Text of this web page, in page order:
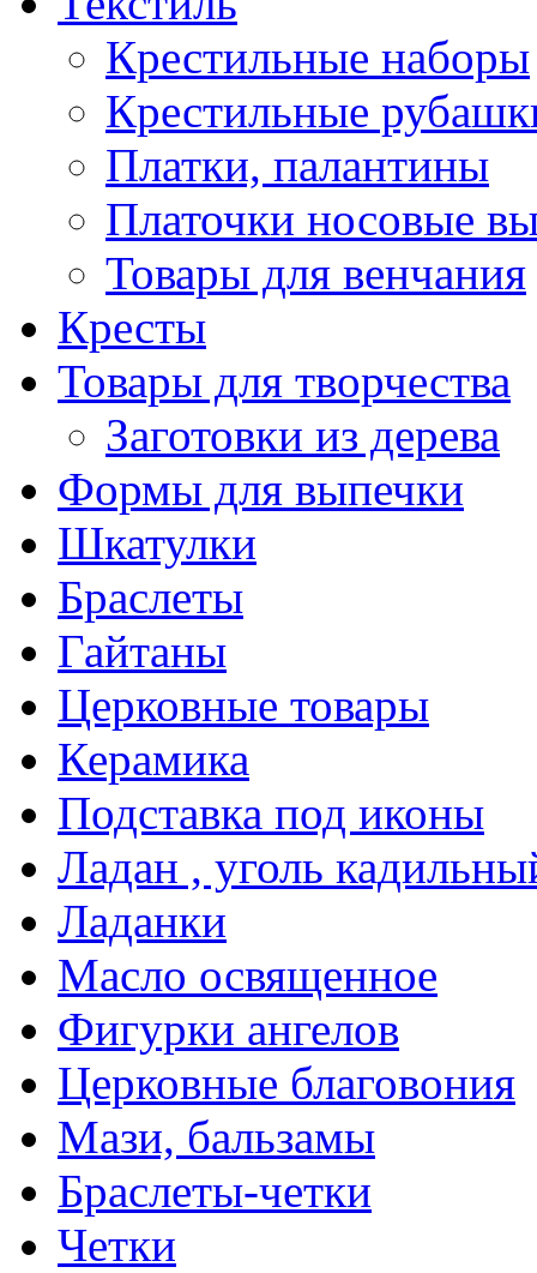
Крестильные наборы
Крестильные
Платки, палантины
Платочки носовые
Товары для венчания
Кресты
Товары для творчества
Заготовки из дерева
Формы для выпечки
Шкатулки
Браслеты
Гайтаны
Церковные товары
Керамика
Подставка под иконы
Ладан , уголь
Ладанки
Масло освященное
Фигурки ангелов
Церковные благовония
Мази, бальзамы
Браслеты-четки
Четки